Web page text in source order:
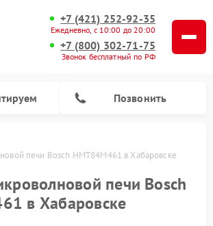
+7 (421) 252-92-35
Ежедневно, с 10:00 до 20:00
+7 (800) 302-71-75
Звонок бесплатный по РФ
Позвонить
печи Bosch HMT84M461 в Хабаровске
печи Bosch
в Хабаровске